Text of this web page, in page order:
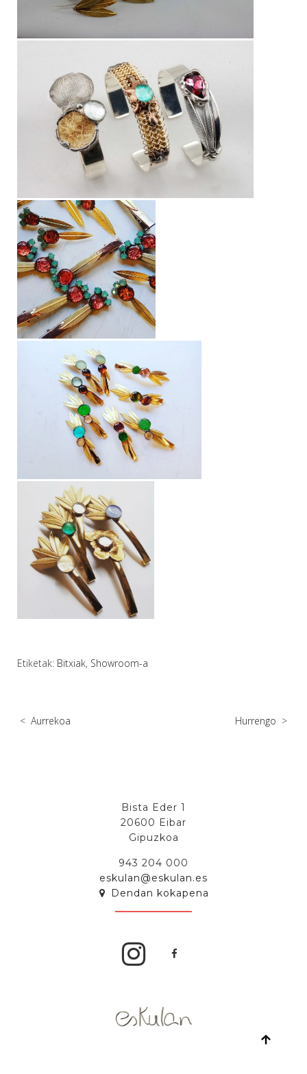
Etiketak: Bitxiak, Showroom-a
< Aurrekoa Hurrengo >
Bista Eder 1
20600 Eibar
Gipuzkoa
943 204 000
eskulan@eskulan.es
Dendan kokapena